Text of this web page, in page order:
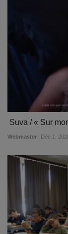
Suva / « Sur
Webmaster Déc 1,